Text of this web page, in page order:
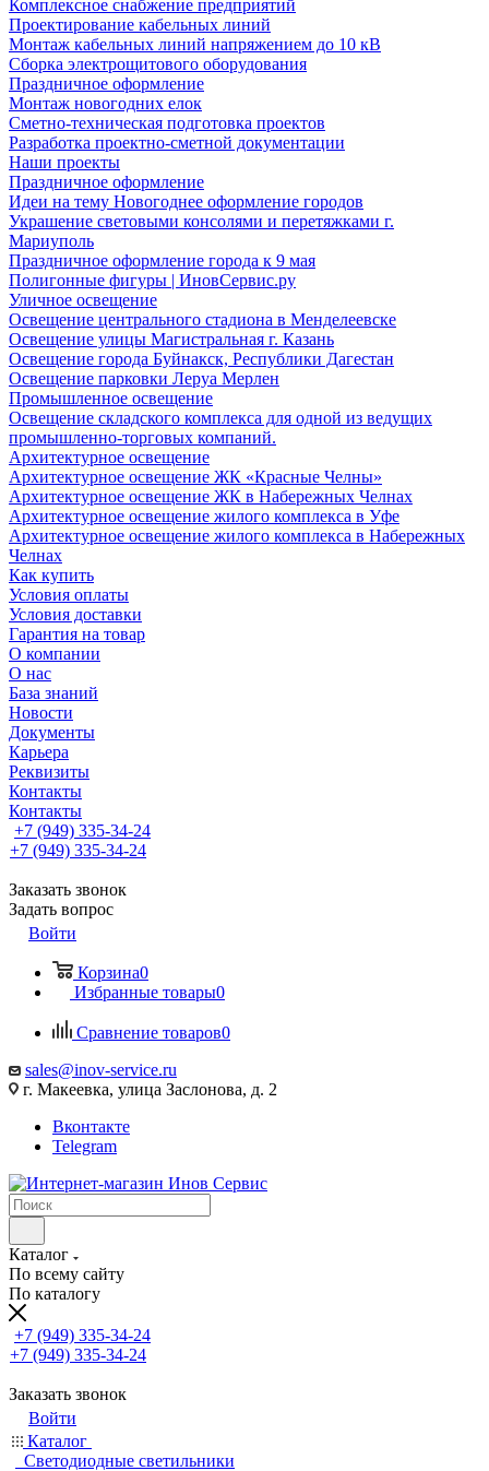
Комплексное снабжение предприятий
Проектирование кабельных линий
Монтаж кабельных линий напряжением до 10 кВ
Сборка электрощитового оборудования
Праздничное оформление
Монтаж новогодних елок
Сметно-техническая подготовка проектов
Разработка проектно-сметной документации
Наши проекты
Праздничное оформление
Идеи на тему Новогоднее оформление городов
Украшение световыми консолями и перетяжками г.
Мариуполь
Праздничное оформление города к 9 мая
Полигонные фигуры | ИновСервис.ру
Уличное освещение
Освещение центрального стадиона в Менделеевске
Освещение улицы Магистральная г. Казань
Освещение города Буйнакск, Республики Дагестан
Освещение парковки Леруа Мерлен
Промышленное освещение
Освещение складского комплекса для одной из ведущих
промышленно-торговых компаний.
Архитектурное освещение
Архитектурное освещение ЖК «Красные Челны»
Архитектурное освещение ЖК в Набережных Челнах
Архитектурное освещение жилого комплекса в Уфе
Архитектурное освещение жилого комплекса в Набережных
Челнах
Как купить
Условия оплаты
Условия доставки
Гарантия на товар
О компании
О нас
База знаний
Новости
Документы
Карьера
Реквизиты
Контакты
Контакты
+7 (949) 335-34-24
+7 (949) 335-34-24
Заказать звонок
Задать вопрос
Войти
Корзина0
Избранные товары0
Сравнение товаров0
sales@inov-service.ru
г. Макеевка, улица Заслонова, д. 2
Вконтакте
Telegram
Каталог
По всему сайту
По каталогу
+7 (949) 335-34-24
+7 (949) 335-34-24
Заказать звонок
Войти
Каталог
Светодиодные светильники